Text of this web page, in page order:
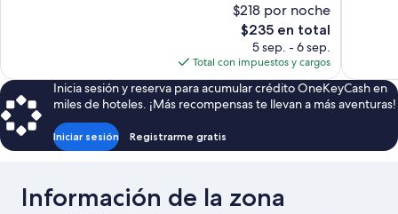
$218 por noche
El
precio
actual
es
de
$235
$235 en total
5 sep. - 6 sep.
Total con impuestos y cargos
Inicia sesión y reserva para acumular crédito OneKeyCash en
miles de hoteles. ¡Más recompensas te llevan a más aventuras!
Iniciar sesión Registrarme gratis
Información de la zona